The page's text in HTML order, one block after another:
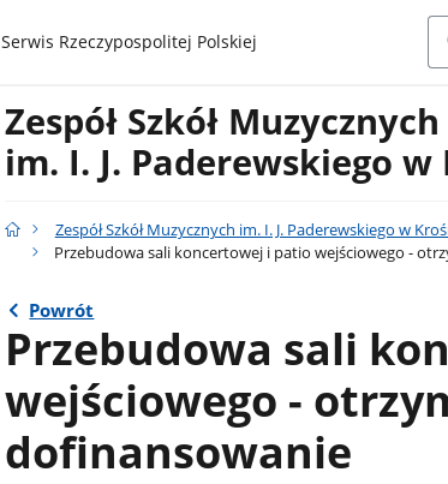
gov.pl
Serwis Rzeczypospolitej Polskiej
Zespół Szkół Muzycznych
im. I. J. Paderewskiego w
Zespół Szkół Muzycznych im. I. J. Paderewskiego w
Przebudowa sali koncertowej i patio wejściowego -
Powrót
Przebudowa sali
wejściowego -
dofinansowanie